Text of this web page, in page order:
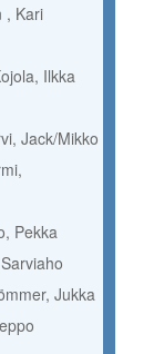
, Kari
Ilkka
Jack/Mikko
Pekka
Jukka